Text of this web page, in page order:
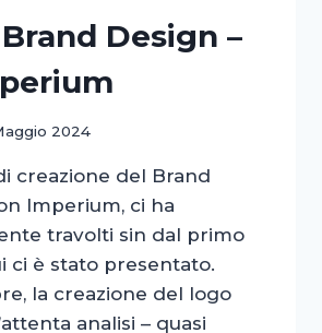
Design –
2024
creazione del Brand
Imperium, ci ha
travolti sin dal primo
ci è stato presentato.
la creazione del logo
analisi – quasi